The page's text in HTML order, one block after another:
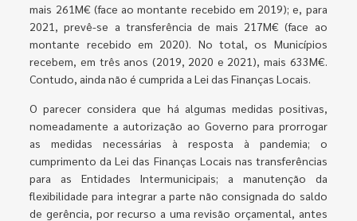
mais 261M€ (face ao montante recebido em 2019); e, para
2021, prevê-se a transferência de mais 217M€ (face ao
montante recebido em 2020). No total, os Municípios
recebem, em três anos (2019, 2020 e 2021), mais 633M€.
Contudo, ainda não é cumprida a Lei das Finanças Locais.
O parecer considera que há algumas medidas positivas,
nomeadamente a autorização ao Governo para prorrogar
as medidas necessárias à resposta à pandemia; o
cumprimento da Lei das Finanças Locais nas transferências
para as Entidades Intermunicipais; a manutenção da
flexibilidade para integrar a parte não consignada do saldo
de gerência, por recurso a uma revisão orçamental, antes